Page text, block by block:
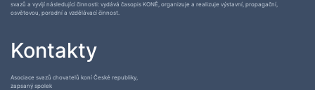
svazů a vyvíjí následující činnosti: vydává časopis KONĚ, organizuje a realizuje výstavní, propagační,
osvětovou, poradní a vzdělávací činnost.
Kontakty
Asociace svazů chovatelů koní České republiky,
zapsaný spolek